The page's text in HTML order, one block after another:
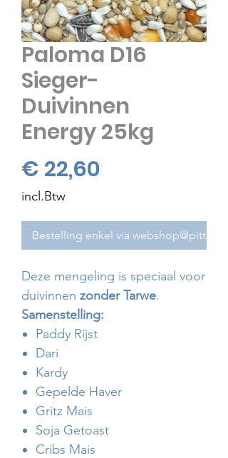
Paloma D16
Sieger-
Duivinnen
Energy 25kg
€ 22,60
incl.Btw
Bestelling enkel via webshop@pitts.be
Deze mengeling is speciaal voor
duivinnen zonder Tarwe.
Samenstelling:
Paddy Rijst
Dari
Kardy
Gepelde Haver
Gritz Mais
Soja Getoast
Cribs Mais